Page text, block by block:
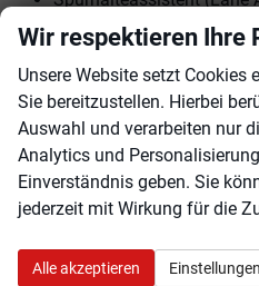
Fernlichtregulierung
Außenspiegel: elektrisch,
Rückfahrkamera
Parksensoren hinten
Tagfahrlicht
Innen
Wir respektieren Ihre
Unsere Website setzt Cookies
Sie bereitzustellen. Hierbei
Auswahl und verarbeiten nur
Analytics und
Einverständnis geben. Sie
jederzeit mit Wirkung für die
Alle akzeptieren Einstellungen